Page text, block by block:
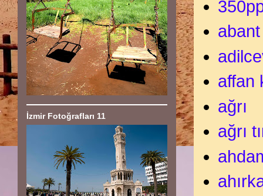
abant
affan
ağrı
ağrı
İzmir Fotoğrafları 11